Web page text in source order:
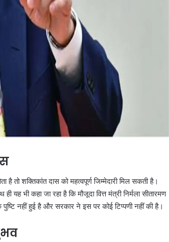
तो शक्तिकांत दास को महत्वपूर्ण जिम्मेदारी मिल सकती है।
यह भी कहा जा रहा है कि मौजूदा वित्त मंत्री निर्मला सीतारमण
नहीं हुई है और सरकार ने इस पर कोई टिप्पणी नहीं की है।